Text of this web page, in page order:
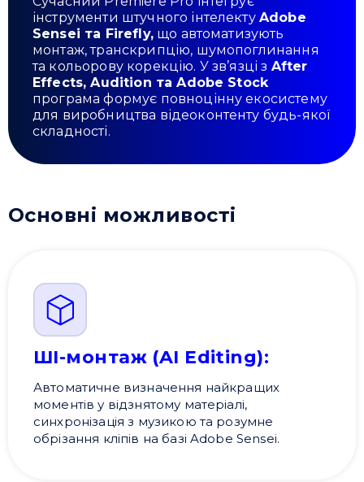
інструменти штучного інтелекту Adobe
Sensei та Firefly,що автоматизують
монтаж, транскрипцію, шумопоглинання
та кольорову корекцію. У зв’язці з After
Effects, Audition та Adobe Stock
програма формує повноцінну екосистему
для виробництва відеоконтенту будь-якої
складності.
Основні можливості
ШІ-монтаж (AI Editing):
Автоматичне визначення найкращих
моментів у відзнятому матеріалі,
синхронізація з музикою та розумне
обрізання кліпів на базі Adobe Sensei.